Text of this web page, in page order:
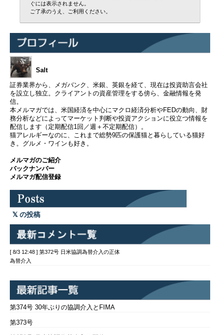
ぐには表示されません。
ご了承のうえ、ご利用ください。
Salt
証券業界から、メガバンク、米銀、英銀を経て、現在は投資助言会社
を設立し独立。クライアントの資産管理をする傍ら、金融情報を発
信。
本メルマガでは、米国経済を中心にマクロ経済分析やFEDの動向、財
務分析などによってマーケット判断や投資アクションに役立つ情報を
配信します（定期配信1回／週＋不定期配信）。
猫アレルギーなのに、これまで総勢9匹の保護猫と暮らしている猫好
き。グルメ・ワインも好き。
メルマガのご紹介
バックナンバー
メルマガ配信登録
の投稿
[ 8/3 12:48 ] 第372号 日米協調為替介入の正体
為替介入
第374号 30年ぶりの協調介入とFIMA
第373号